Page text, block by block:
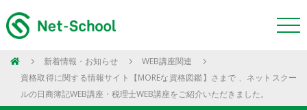
新着情報・お知らせ
WEB講座関連
資格取得に関する情報サイト【MOREな資格図鑑】さまで 、ネットスクー
ルの日商簿記WEB講座・税理士WEB講座をご紹介いただきました。